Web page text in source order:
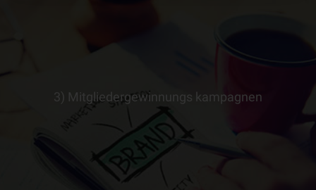
3) Mitgliedergewinnungs kampagnen
> ERFAHRE MEHR